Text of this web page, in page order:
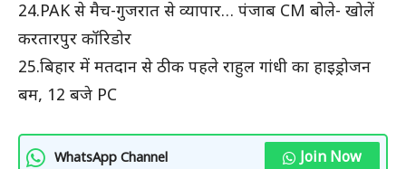
24.PAK से मैच-गुजरात से व्यापार… पंजाब CM बोले- खोलें
करतारपुर कॉरिडोर
25.बिहार में मतदान से ठीक पहले राहुल गांधी का हाइड्रोजन
बम, 12 बजे PC
WhatsApp Channel Join Now